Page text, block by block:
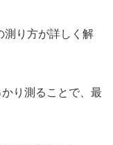
測り方が詳しく解
り測ることで、最